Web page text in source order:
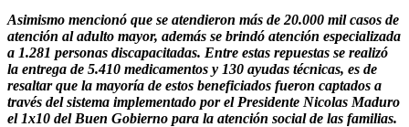
Asimismo mencionó que se atendieron más de 20.000 mil casos de
atención al adulto mayor, además se brindó atención especializada
a 1.281 personas discapacitadas. Entre estas repuestas se realizó
la entrega de 5.410 medicamentos y 130 ayudas técnicas, es de
resaltar que la mayoría de estos beneficiados fueron captados a
través del sistema implementado por el Presidente Nicolas Maduro
el 1x10 del Buen Gobierno para la atención social de las familias.